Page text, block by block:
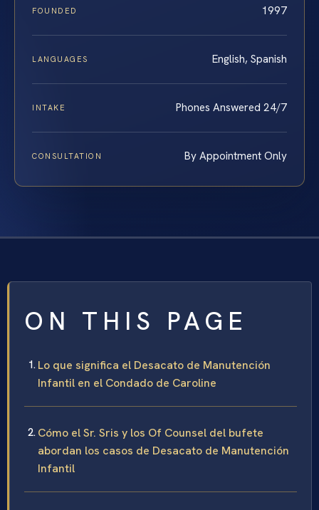
FOUNDED 1997
LANGUAGES English, Spanish
INTAKE Phones Answered 24/7
CONSULTATION By Appointment Only
ON THIS PAGE
Lo que significa el Desacato de Manutención
Infantil en el Condado de Caroline
Cómo el Sr. Sris y los Of Counsel del bufete
abordan los casos de Desacato de Manutención
Infantil